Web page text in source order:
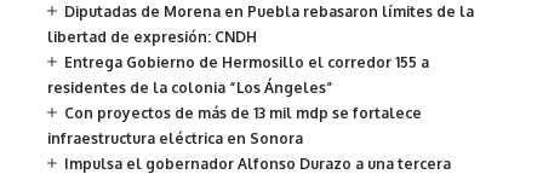
Diputadas de Morena en Puebla rebasaron límites de la
libertad de expresión: CNDH
Entrega Gobierno de Hermosillo el corredor 155 a
residentes de la colonia “Los Ángeles”
Con proyectos de más de 13 mil mdp se fortalece
infraestructura eléctrica en Sonora
Impulsa el gobernador Alfonso Durazo a una tercera